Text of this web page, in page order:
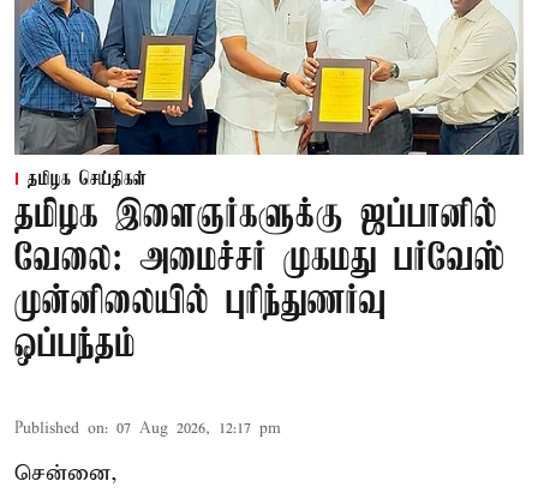
தமிழக செய்திகள்
தமிழக இளைஞர்களுக்கு ஜப்பானில்
வேலை: அமைச்சர் முகமது பர்வேஸ்
முன்னிலையில் புரிந்துணர்வு
ஒப்பந்தம்
Published on: 07 Aug 2026, 12:17 pm
சென்னை,